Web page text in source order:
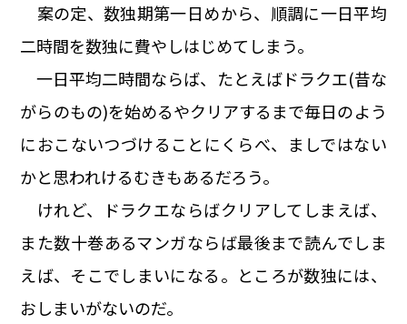
案の定、数独期第一日めから、順調に一日平均
二時間を数独に費やしはじめてしまう。
一日平均二時間ならば、たとえばドラクエ(昔な
がらのもの)を始めるやクリアするまで毎日のよう
におこないつづけることにくらべ、ましではない
かと思われけるむきもあるだろう。
けれど、ドラクエならばクリアしてしまえば、
また数十巻あるマンガならば最後まで読んでしま
えば、そこでしまいになる。ところが数独には、
おしまいがないのだ。